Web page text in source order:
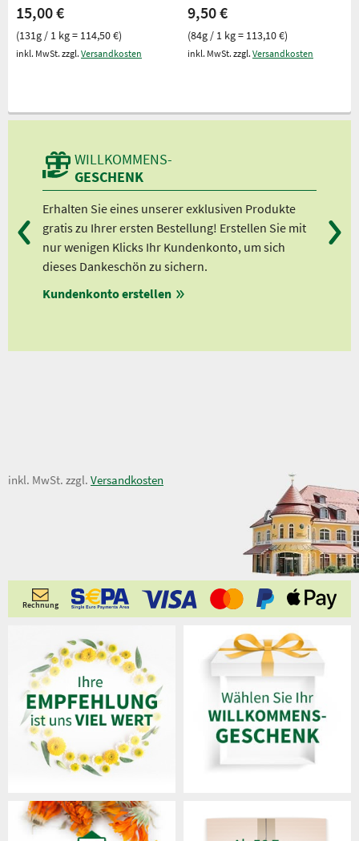
15,00 €
(131g / 1 kg = 114,50 €)
inkl. MwSt. zzgl. Versandkosten
9,50 €
(84g / 1 kg = 113,10 €)
inkl. MwSt. zzgl. Versandkosten
WILLKOMMENS-
GESCHENK
Erhalten Sie eines unserer exklusiven Produkte
gratis zu Ihrer ersten Bestellung! Erstellen Sie mit
nur wenigen Klicks Ihr Kundenkonto, um sich
dieses Dankeschön zu sichern.
Kundenkonto erstellen
Ab
12,50 €
inkl. MwSt. zzgl. Versandkosten
Rechnung